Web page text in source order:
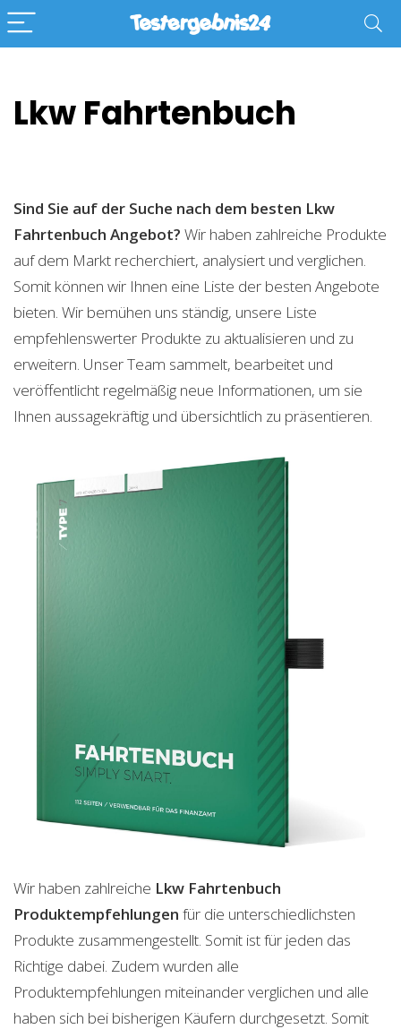
Lkw Fahrtenbuch
Sind Sie auf der Suche nach dem besten Lkw
Fahrtenbuch Angebot? Wir haben zahlreiche Produkte
auf dem Markt recherchiert, analysiert und verglichen.
Somit können wir Ihnen eine Liste der besten Angebote
bieten. Wir bemühen uns ständig, unsere Liste
empfehlenswerter Produkte zu aktualisieren und zu
erweitern. Unser Team sammelt, bearbeitet und
veröffentlicht regelmäßig neue Informationen, um sie
Ihnen aussagekräftig und übersichtlich zu präsentieren.
Wir haben zahlreiche Lkw Fahrtenbuch
Produktempfehlungen für die unterschiedlichsten
Produkte zusammengestellt. Somit ist für jeden das
Richtige dabei. Zudem wurden alle
Produktempfehlungen miteinander verglichen und alle
haben sich bei bisherigen Käufern durchgesetzt. Somit